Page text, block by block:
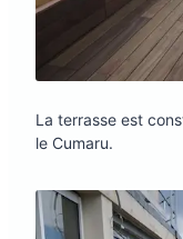
La terrasse est
le Cumaru.